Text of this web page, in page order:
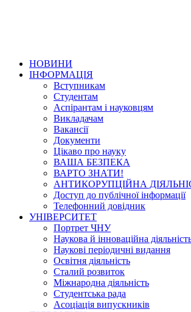
НОВИНИ
ІНФОРМАЦІЯ
Вступникам
Студентам
Аспірантам і науковцям
Викладачам
Вакансії
Документи
Цікаво про науку
ВАША БЕЗПЕКА
ВАРТО ЗНАТИ!
АНТИКОРУПЦІЙНА
Доступ до публічної інформації
Телефонний довідник
УНІВЕРСИТЕТ
Портрет ЧНУ
Наукова й інноваційна
Наукові періодичні видання
Освітня діяльність
Сталий розвиток
Міжнародна діяльність
Студентська рада
Асоціація випускників